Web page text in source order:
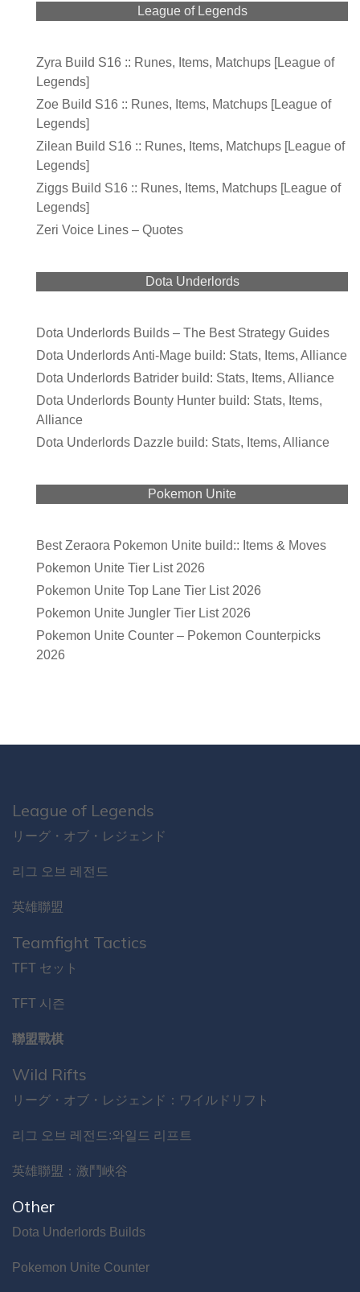
League of Legends
Zyra Build S16 :: Runes, Items, Matchups [League of
Legends]
Zoe Build S16 :: Runes, Items, Matchups [League of
Legends]
Zilean Build S16 :: Runes, Items, Matchups [League of
Legends]
Ziggs Build S16 :: Runes, Items, Matchups [League of
Legends]
Zeri Voice Lines – Quotes
Dota Underlords
Dota Underlords Builds – The Best Strategy Guides
Dota Underlords Anti-Mage build: Stats, Items, Alliance
Dota Underlords Batrider build: Stats, Items, Alliance
Dota Underlords Bounty Hunter build: Stats, Items,
Alliance
Dota Underlords Dazzle build: Stats, Items, Alliance
Pokemon Unite
Best Zeraora Pokemon Unite build:: Items & Moves
Pokemon Unite Tier List 2026
Pokemon Unite Top Lane Tier List 2026
Pokemon Unite Jungler Tier List 2026
Pokemon Unite Counter – Pokemon Counterpicks
2026
League of Legends
リーグ・オブ・レジェンド
리그 오브 레전드
英雄聯盟
Teamfight Tactics
TFT セット
TFT 시즌
聯盟戰棋
Wild Rifts
リーグ・オブ・レジェンド：ワイルドリフト
리그 오브 레전드:와일드 리프트
英雄聯盟：激鬥峽谷
Other
Dota Underlords Builds
Pokemon Unite Counter